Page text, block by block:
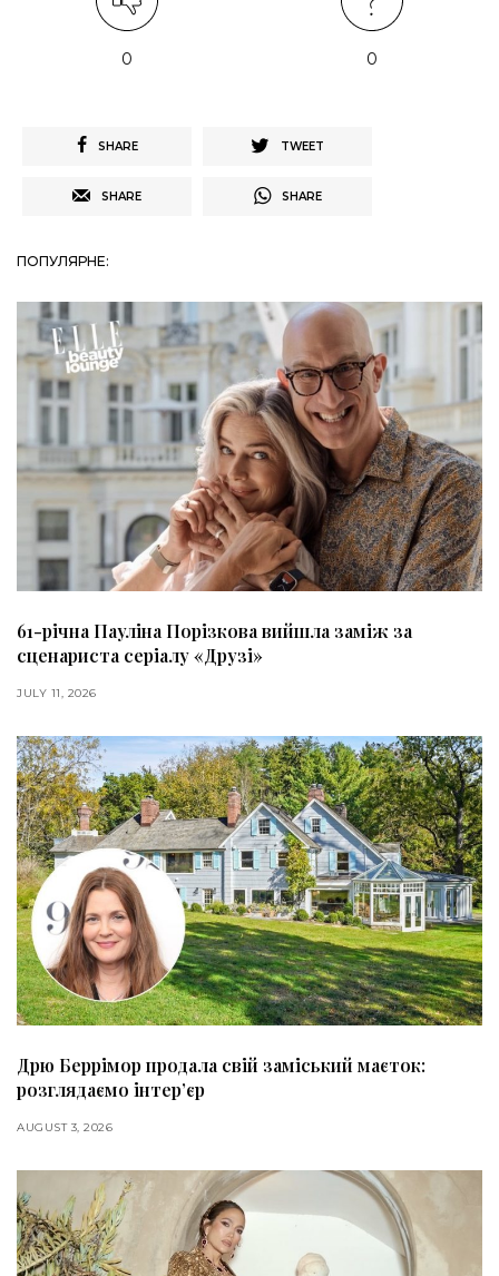
0 0
SHARE TWEET
SHARE SHARE
ПОПУЛЯРНЕ:
61-річна Пауліна Порізкова вийшла заміж за
сценариста серіалу «Друзі»
JULY 11, 2026
Дрю Беррімор продала свій заміський маєток:
розглядаємо інтер’єр
AUGUST 3, 2026